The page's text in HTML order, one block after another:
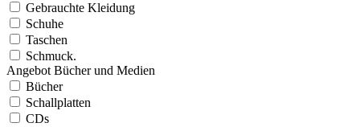
Gebrauchte Kleidung
Schuhe
Taschen
Schmuck.
Angebot Bücher und Medien
Bücher
Schallplatten
CDs